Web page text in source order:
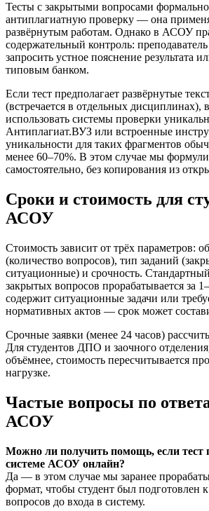
Тесты с закрытыми вопросами
антиплагиатную проверку — она
развёрнутым работам. Однако в АСОУ
содержательный контроль:
запросить устное пояснение результата
типовым банком.
Если тест предполагает развёрнутые
(встречается в отдельных дисциплинах),
использовать системы проверки
Антиплагиат.ВУЗ или встроенные
уникальности для таких фрагментов
менее 60–70%. В этом случае мы
самостоятельно, без копирования из
Сроки и стоимость для
АСОУ
Стоимость зависит от трёх параметров:
(количество вопросов), тип заданий
ситуационные) и срочность.
закрытых вопросов прорабатывается за
содержит ситуационные задачи или
нормативных актов — срок может
Срочные заявки (менее 24 часов)
Для студентов ДПО и заочного
объёмнее, стоимость пересчитывается
нагрузке.
Частые вопросы по
АСОУ
Можно ли получить помощь, если тест
системе АСОУ онлайн?
Да — в этом случае мы заранее
формат, чтобы студент был подготовлен
вопросов до входа в систему.